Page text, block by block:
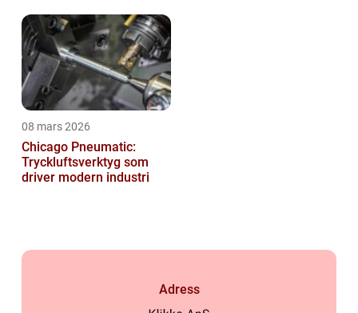
08 mars 2026
Chicago Pneumatic:
Tryckluftsverktyg som
driver modern industri
Adress